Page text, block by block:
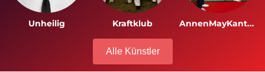
Unheilig Kraftklub AnnenMayKantereit
Alle Künstler